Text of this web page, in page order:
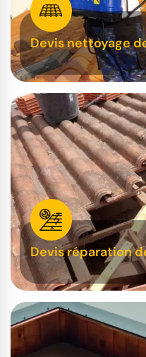
Devis nettoyage
Devis réparation